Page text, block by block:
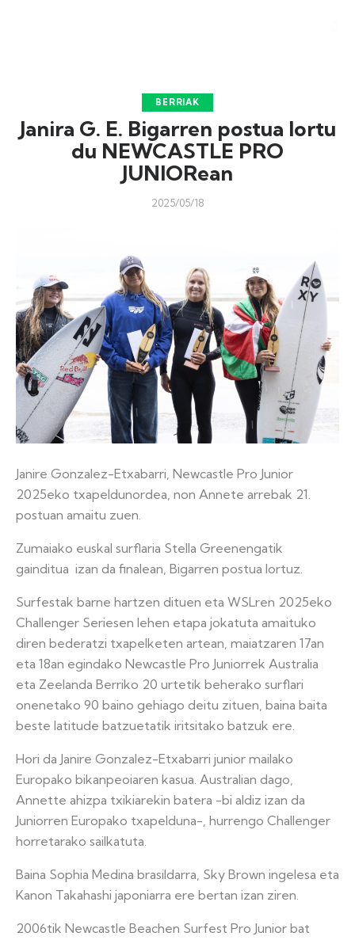
BERRIAK
Janira G. E. Bigarren postua lortu
du NEWCASTLE PRO
JUNIORean
2025/05/18
Janire Gonzalez-Etxabarri, Newcastle Pro Junior
2025eko txapeldunordea, non Annete arrebak 21.
postuan amaitu zuen.
Zumaiako euskal surflaria Stella Greenengatik
gainditua izan da finalean, Bigarren postua lortuz.
Surfestak barne hartzen dituen eta WSLren 2025eko
Challenger Seriesen lehen etapa jokatuta amaituko
diren bederatzi txapelketen artean, maiatzaren 17an
eta 18an egindako Newcastle Pro Juniorrek Australia
eta Zeelanda Berriko 20 urtetik beherako surflari
onenetako 90 baino gehiago deitu zituen, baina baita
beste latitude batzuetatik iritsitako batzuk ere.
Hori da Janire Gonzalez-Etxabarri junior mailako
Europako bikanpeoiaren kasua. Australian dago,
Annette ahizpa txikiarekin batera -bi aldiz izan da
Juniorren Europako txapelduna-, hurrengo Challenger
horretarako sailkatuta.
Baina Sophia Medina brasildarra, Sky Brown ingelesa eta
Kanon Takahashi japoniarra ere bertan izan ziren.
2006tik Newcastle Beachen Surfest Pro Junior bat